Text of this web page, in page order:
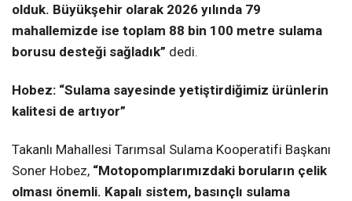
olduk. Büyükşehir olarak 2026 yılında 79
mahallemizde ise toplam 88 bin 100 metre sulama
borusu desteği sağladık” dedi.
Hobez: “Sulama sayesinde yetiştirdiğimiz ürünlerin
kalitesi de artıyor”
Takanlı Mahallesi Tarımsal Sulama Kooperatifi Başkanı
Soner Hobez, “Motopomplarımızdaki boruların çelik
olması önemli. Kapalı sistem, basınçlı sulama